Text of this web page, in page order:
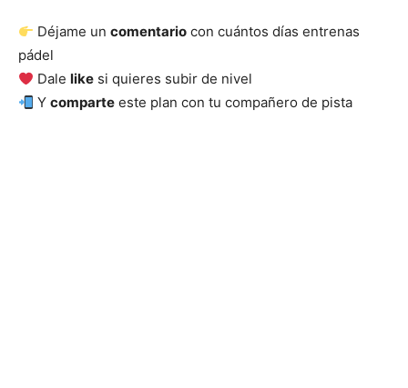
Déjame uncomentario con cuántos días entrenas
pádel
Dalelike si quieres subir de nivel
Ycomparte este plan con tu compañero de pista